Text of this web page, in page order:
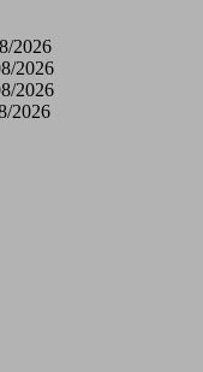
2026
2026
2026
2026